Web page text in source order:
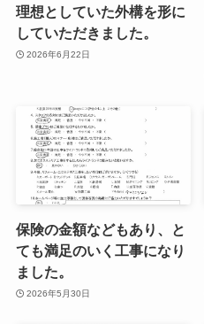
理想としていた外構を形に
していただきました。
2026年6月22日
保険の金額などもあり、と
ても満足のいく工事になり
ました。
2026年5月30日